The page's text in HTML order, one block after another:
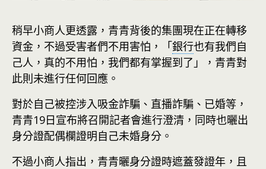
稍早小商人更透露，青青背後的集團現在正在轉移
資金，不過受害者們不用害怕，「銀行也有我們自
己人，真的不用怕，我們都有掌握到了」，青青對
此則未進行任何回應。
對於自己被控涉入吸金詐騙、直播詐騙、已婚等，
青青19日宣布將召開記者會進行澄清，同時也曬出
身分證配偶欄證明自己未婚身分。
不過小商人指出，青青曬身分證時遮蓋發證年，且